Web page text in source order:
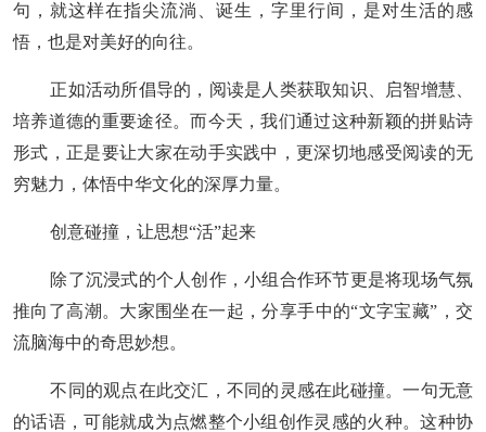
句，就这样在指尖流淌、诞生，字里行间，是对生活的感
悟，也是对美好的向往。
正如活动所倡导的，阅读是人类获取知识、启智增慧、
培养道德的重要途径。而今天，我们通过这种新颖的拼贴诗
形式，正是要让大家在动手实践中，更深切地感受阅读的无
穷魅力，体悟中华文化的深厚力量。
创意碰撞，让思想“活”起来
除了沉浸式的个人创作，小组合作环节更是将现场气氛
推向了高潮。大家围坐在一起，分享手中的“文字宝藏”，交
流脑海中的奇思妙想。
不同的观点在此交汇，不同的灵感在此碰撞。一句无意
的话语，可能就成为点燃整个小组创作灵感的火种。这种协